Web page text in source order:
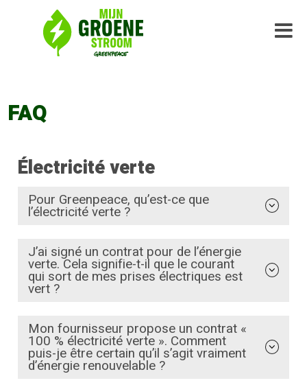
FAQ
Électricité verte
Pour Greenpeace, qu’est-ce que
l’électricité verte ?
J’ai signé un contrat pour de l’énergie
verte. Cela signifie-t-il que le courant
qui sort de mes prises électriques est
vert ?
Mon fournisseur propose un contrat «
100 % électricité verte ». Comment
puis-je être certain qu’il s’agit vraiment
d’énergie renouvelable ?